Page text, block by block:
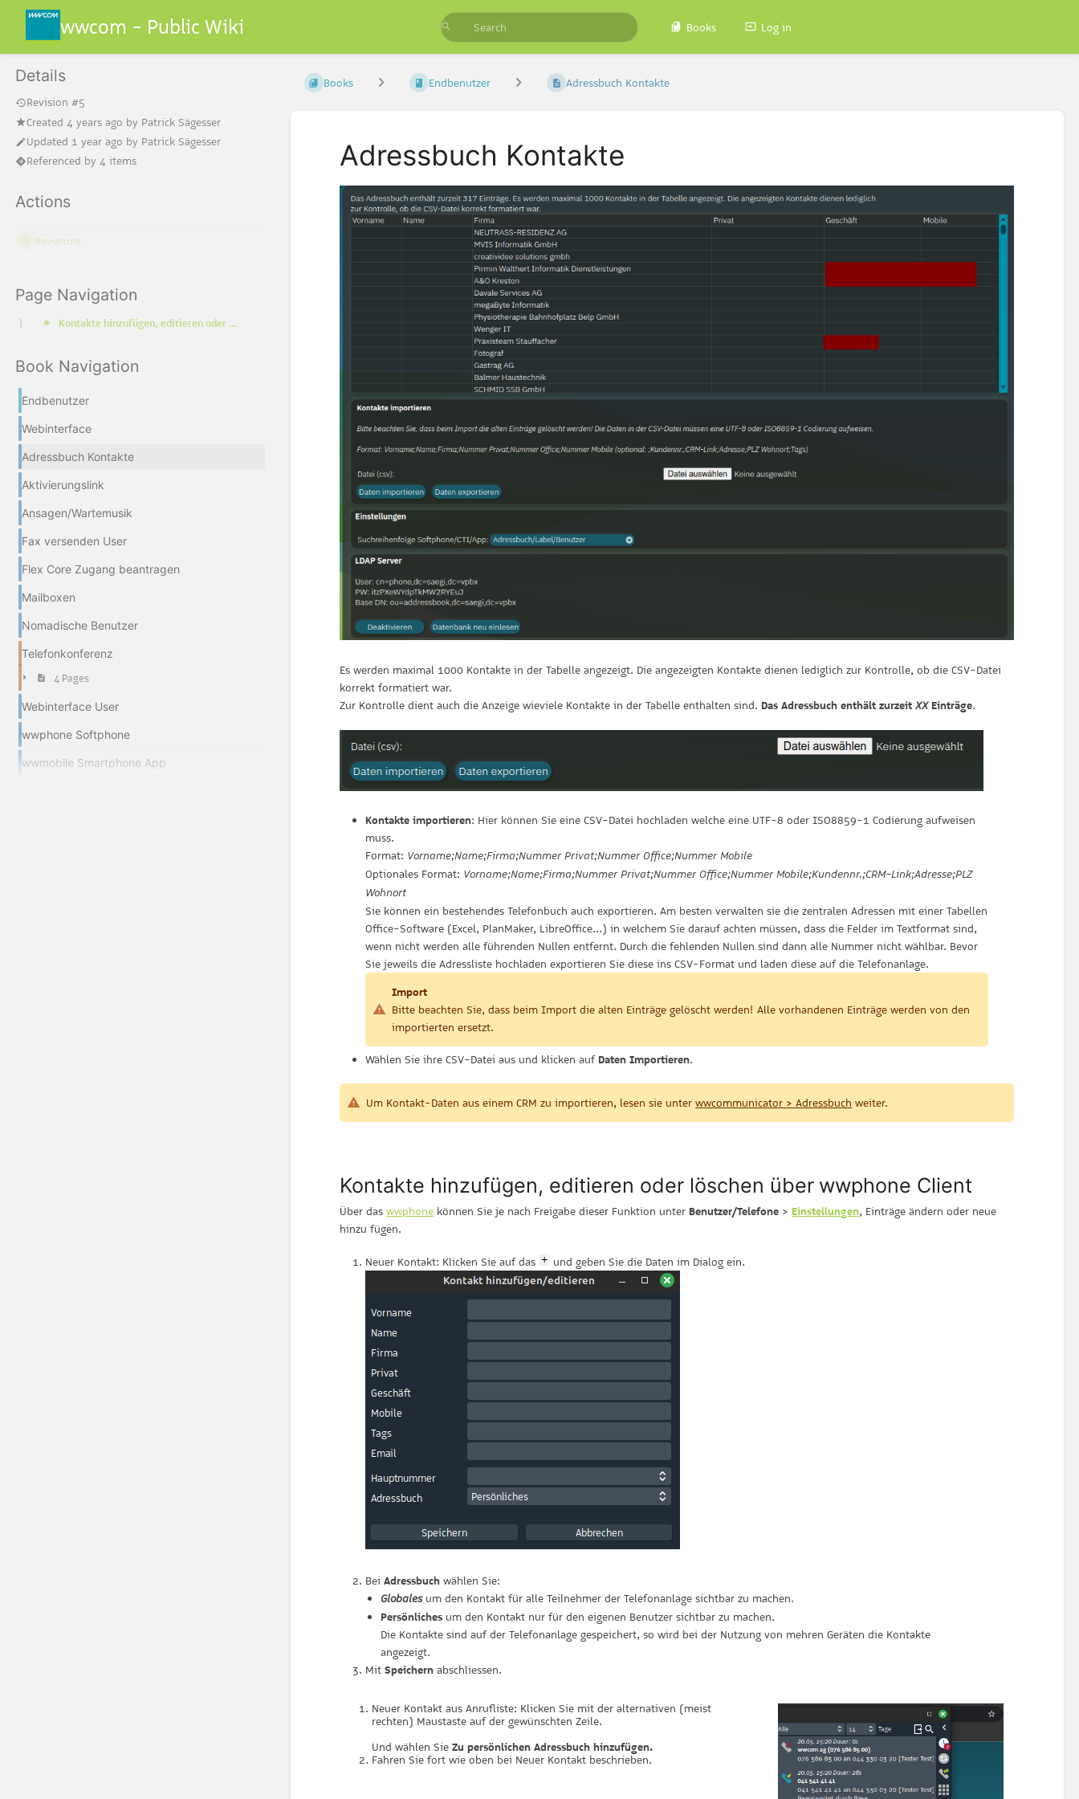
wwcom - Public Wiki Books Log in
Details
Revision #5
Created 4 years ago by Patrick Sägesser
Updated 1 year ago by Patrick Sägesser
Referenced by 4 items
Actions
Revisions
Page Navigation
Kontakte hinzufügen, editieren oder löschen über wwphone Client
Book Navigation
Endbenutzer
Webinterface
Adressbuch Kontakte
Aktivierungslink
Ansagen/Wartemusik
Fax versenden User
Flex Core Zugang beantragen
Mailboxen
Nomadische Benutzer
Telefonkonferenz
4 Pages
Webinterface User
wwphone Softphone
wwmobile Smartphone App
Books Endbenutzer Adressbuch Kontakte
Adressbuch Kontakte
Es werden maximal 1000 Kontakte in der Tabelle angezeigt. Die angezeigten Kontakte dienen lediglich zur Kontrolle, ob die CSV-Datei
korrekt formatiert war.
Zur Kontrolle dient auch die Anzeige wieviele Kontakte in der Tabelle enthalten sind. Das Adressbuch enthält zurzeitXXEinträge.
Kontakte importieren: Hier können Sie eine CSV-Datei hochladen welche eine UTF-8 oder ISO8859-1 Codierung aufweisen
muss.
Format: Vorname;Name;Firma;Nummer Privat;Nummer Office;Nummer Mobile
Optionales Format: Vorname;Name;Firma;Nummer Privat;Nummer Office;Nummer Mobile;Kundennr.;CRM-Link;Adresse;PLZ
Wohnort
Sie können ein bestehendes Telefonbuch auch exportieren. Am besten verwalten sie die zentralen Adressen mit einer Tabellen
Office-Software (Excel, PlanMaker, LibreOffice...) in welchem Sie darauf achten müssen, dass die Felder im Textformat sind,
wenn nicht werden alle führenden Nullen entfernt. Durch die fehlenden Nullen sind dann alle Nummer nicht wählbar. Bevor
Sie jeweils die Adressliste hochladen exportieren Sie diese ins CSV-Format und laden diese auf die Telefonanlage.
Import
Bitte beachten Sie, dass beim Import die alten Einträge gelöscht werden! Alle vorhandenen Einträge werden von den
importierten ersetzt.
Wählen Sie ihre CSV-Datei aus und klicken auf Daten Importieren.
Um Kontakt-Daten aus einem CRM zu importieren, lesen sie unterwwcommunicator > Adressbuch weiter.
Kontakte hinzufügen, editieren oder löschen über wwphone Client
Über daswwphone können Sie je nach Freigabe dieser Funktion unter Benutzer/Telefone > Einstellungen, Einträge ändern oder neue
hinzu fügen.
Neuer Kontakt: Klicken Sie auf das und geben Sie die Daten im Dialog ein.
BeiAdressbuch wählen Sie:
Globales um den Kontakt für alle Teilnehmer der Telefonanlage sichtbar zu machen.
Persönliches um den Kontakt nur für den eigenen Benutzer sichtbar zu machen.
Die Kontakte sind auf der Telefonanlage gespeichert, so wird bei der Nutzung von mehren Geräten die Kontakte
angezeigt.
MitSpeichern abschliessen.
Neuer Kontakt aus Anrufliste: Klicken Sie mit der alternativen (meist
rechten) Maustaste auf der gewünschten Zeile.
Und wählen SieZu persönlichen Adressbuch hinzufügen.
Fahren Sie fort wie oben bei Neuer Kontakt beschrieben.